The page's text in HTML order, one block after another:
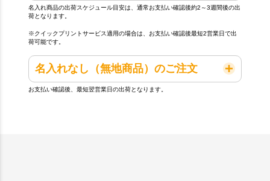
名入れ商品の出荷スケジュール目安は、通常お支払い確認後約2～3週間後の出
荷となります。
※クイックプリントサービス適用の場合は、お支払い確認後最短2営業日で出
荷可能です。
名入れなし（無地商品）のご注文
お支払い確認後、最短翌営業日の出荷となります。